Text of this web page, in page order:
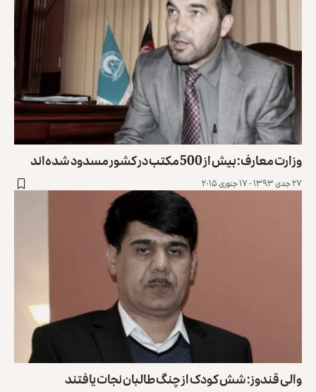
وزارت معارف: بیش از 500 مکتب در کشور مسدود شده‌اند
۲۷ جدی ۱۳۹۳ - ۱۷ جنوری ۲۰۱۵
والی قندوز: شش کودک از چنگ طالبان نجات یافتند